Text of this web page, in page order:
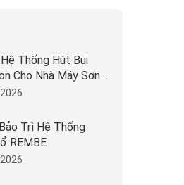
Thống Hút Bụi
Cho Nhà Máy Sơn |
Trì Hệ Thống
REMBE